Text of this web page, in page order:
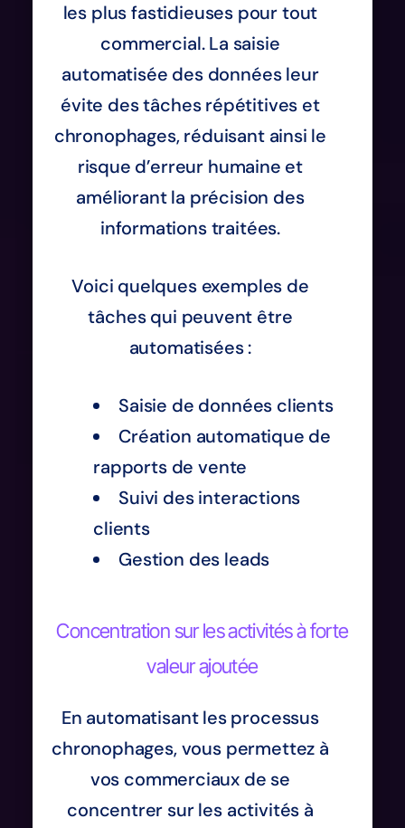
les plus fastidieuses pour tout
commercial. La saisie
automatisée des données leur
évite des tâches répétitives et
chronophages, réduisant ainsi le
risque d’erreur humaine et
améliorant la précision des
informations traitées.
Voici quelques exemples de
tâches qui peuvent être
automatisées :
Saisie de données clients
Création automatique de
rapports de vente
Suivi des interactions
clients
Gestion des leads
Concentration sur les activités à forte
valeur ajoutée
En automatisant les processus
chronophages, vous permettez à
vos commerciaux de se
concentrer sur les activités à